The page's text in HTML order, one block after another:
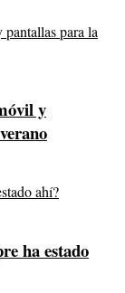
y
ha estado